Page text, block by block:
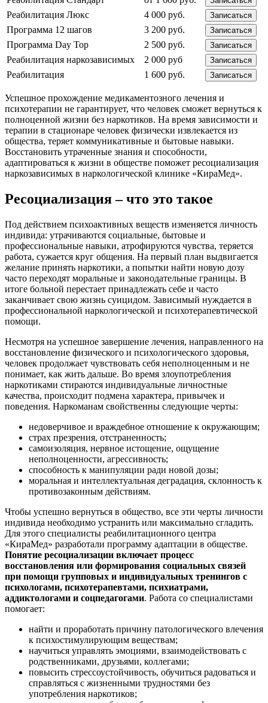
Реабилитация Люкс 4 000 руб. Записаться
Программа 12 шагов 3 200 руб. Записаться
Программа Day Top 2 500 руб. Записаться
Реабилитация наркозависимых 2 000 руб Записаться
Реабилитация 1 600 руб. Записаться
Успешное прохождение медикаментозного лечения и
психотерапии не гарантирует, что человек сможет вернуться к
полноценной жизни без наркотиков. На время зависимости и
терапии в стационаре человек физически извлекается из
общества, теряет коммуникативные и бытовые навыки.
Восстановить утраченные знания и способности,
адаптироваться к жизни в обществе поможет ресоциализация
наркозависимых в наркологической клинике «КираМед».
Ресоциализация – что это такое
Под действием психоактивных веществ изменяется личность
индивида: утрачиваются социальные, бытовые и
профессиональные навыки, атрофируются чувства, теряется
работа, сужается круг общения. На первый план выдвигается
желание принять наркотики, а попытки найти новую дозу
часто переходят моральные и законодательные границы. В
итоге больной перестает принадлежать себе и часто
заканчивает свою жизнь суицидом. Зависимый нуждается в
профессиональной наркологической и психотерапевтической
помощи.
Несмотря на успешное завершение лечения, направленного на
восстановление физического и психологического здоровья,
человек продолжает чувствовать себя неполноценным и не
понимает, как жить дальше. Во время злоупотребления
наркотиками стираются индивидуальные личностные
качества, происходит подмена характера, привычек и
поведения. Наркоманам свойственны следующие черты:
недоверчивое и враждебное отношение к окружающим;
страх презрения, отстраненность;
самоизоляция, нервное истощение, ощущение
неполноценности, агрессивность;
способность к манипуляции ради новой дозы;
моральная и интеллектуальная деградация, склонность к
противозаконным действиям.
Чтобы успешно вернуться в общество, все эти черты личности
индивида необходимо устранить или максимально сгладить.
Для этого специалисты реабилитационного центра
«КираМед» разработали программу адаптации в обществе.
Понятие ресоциализации включает процесс
восстановления или формирования социальных связей
при помощи групповых и индивидуальных тренингов с
психологами, психотерапевтами, психиатрами,
аддиктологами и соцпедагогами. Работа со специалистами
помогает:
найти и проработать причину патологического влечения
к психостимулирующим веществам;
научиться управлять эмоциями, взаимодействовать с
родственниками, друзьями, коллегами;
повысить стрессоустойчивость, обучиться радоваться и
справляться с жизненными трудностями без
употребления наркотиков;